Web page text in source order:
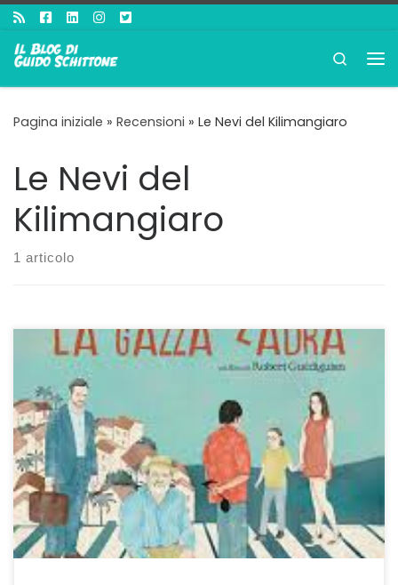
Passa al contenuto
Search
Pagina iniziale » Recensioni » Le Nevi del Kilimangiaro
Le Nevi del
Kilimangiaro
1 articolo
Un esempio di cosa sia una sceneggiatura Ne La Gazza
Ladra, opera più recente di Robert Guédiguian in arrivo
in sala a metà aprile, l’aspetto della sceneggiatura è
quello che risalta di più. Presentazioni dei personaggi e
dell’intreccio costituiscono un piccolo trattato di come
debba essere pensato e scritto un […]